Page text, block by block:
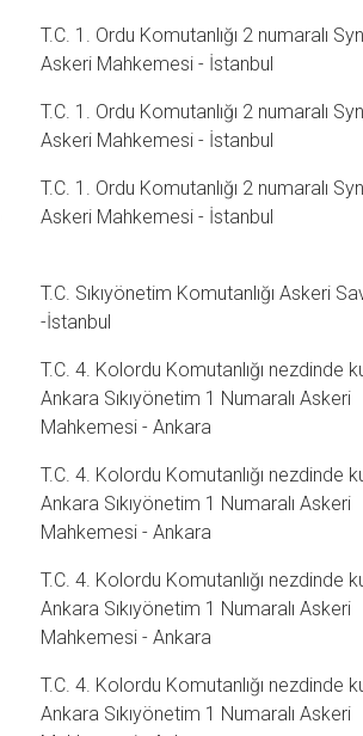
T.C. 1. Ordu Komutanlığı 2 numaralı
Askeri Mahkemesi - İstanbul
T.C. 1. Ordu Komutanlığı 2 numaralı
Askeri Mahkemesi - İstanbul
T.C. 1. Ordu Komutanlığı 2 numaralı
Askeri Mahkemesi - İstanbul
T.C. Sıkıyönetim Komutanlığı Askeri
-İstanbul
T.C. 4. Kolordu Komutanlığı nezdinde
Ankara Sıkıyönetim 1 Numaralı Askeri
Mahkemesi - Ankara
T.C. 4. Kolordu Komutanlığı nezdinde
Ankara Sıkıyönetim 1 Numaralı Askeri
Mahkemesi - Ankara
T.C. 4. Kolordu Komutanlığı nezdinde
Ankara Sıkıyönetim 1 Numaralı Askeri
Mahkemesi - Ankara
T.C. 4. Kolordu Komutanlığı nezdinde
Ankara Sıkıyönetim 1 Numaralı Askeri